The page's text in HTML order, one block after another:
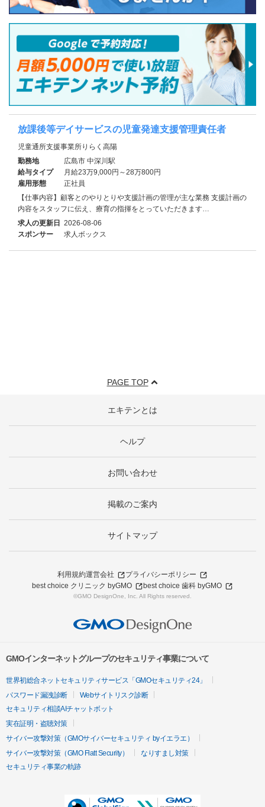
放課後等デイサービスの児童発達支援管理責任者
児童通所支援事業所りらく高陽
勤務地
広島市 中深川駅
給与タイプ
月給23万9,000円～28万800円
雇用形態
正社員
【仕事内容】顧客とのやりとりや支援計画の管理が主な業務 支援計画の
内容をスタッフに伝え、療育の指揮をとっていただきます…
求人の更新日 2026-08-06
スポンサー
求人ボックス
PAGE TOP
エキテンとは
ヘルプ
お問い合わせ
掲載のご案内
サイトマップ
利用規約運営会社
プライバシーポリシー
best choice クリニック byGMO
best choice 歯科 byGMO
©GMO DesignOne, Inc. All Rights reserved.
GMOインターネットグループのセキュリティ事業について
世界初総合ネットセキュリティサービス「GMOセキュリティ24」
パスワード漏洩診断
Webサイトリスク診断
セキュリティ相談AIチャットボット
実在証明・盗聴対策
サイバー攻撃対策（GMOサイバーセキュリティ byイエラエ）
サイバー攻撃対策（GMO Flatt Security）
なりすまし対策
セキュリティ事業の軌跡